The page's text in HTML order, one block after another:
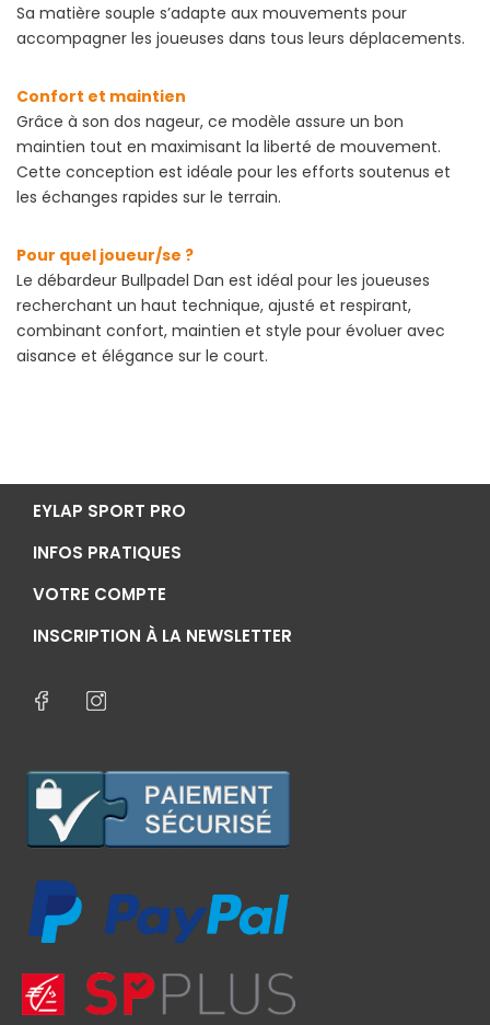
Sa matière souple s’adapte aux mouvements pour
accompagner les joueuses dans tous leurs déplacements.
Confort et maintien
Grâce à son dos nageur, ce modèle assure un bon
maintien tout en maximisant la liberté de mouvement.
Cette conception est idéale pour les efforts soutenus et
les échanges rapides sur le terrain.
Pour quel joueur/se ?
Le débardeur Bullpadel Dan est idéal pour les joueuses
recherchant un haut technique, ajusté et respirant,
combinant confort, maintien et style pour évoluer avec
aisance et élégance sur le court.
EYLAP SPORT PRO
INFOS PRATIQUES
VOTRE COMPTE
INSCRIPTION À LA NEWSLETTER